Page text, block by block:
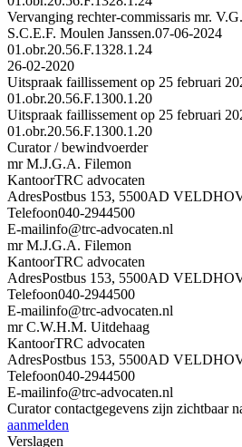
Vervanging rechter-commissaris mr.
S.C.E.F. Moulen Janssen.07-06-2024
01.obr.20.56.F.1328.1.24
26-02-2020
Uitspraak faillissement op 25 februari
01.obr.20.56.F.1300.1.20
Uitspraak faillissement op 25 februari
01.obr.20.56.F.1300.1.20
Curator / bewindvoerder
mr M.J.G.A. Filemon
KantoorTRC advocaten
AdresPostbus 153, 5500AD
Telefoon040-2944500
E-mailinfo@trc-advocaten.nl
mr M.J.G.A. Filemon
KantoorTRC advocaten
AdresPostbus 153, 5500AD
Telefoon040-2944500
E-mailinfo@trc-advocaten.nl
mr C.W.H.M. Uitdehaag
KantoorTRC advocaten
AdresPostbus 153, 5500AD
Telefoon040-2944500
E-mailinfo@trc-advocaten.nl
Curator contactgegevens zijn zichtbaar
aanmelden
Verslagen